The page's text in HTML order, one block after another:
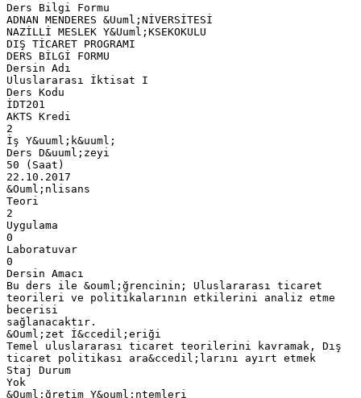
Ders Bilgi Formu
ADNAN MENDERES &Uuml;NİVERSİTESİ
NAZİLLİ MESLEK Y&Uuml;KSEKOKULU
DIŞ TİCARET PROGRAMI
DERS BİLGİ FORMU
Dersin Adı
Uluslararası İktisat I
Ders Kodu
İDT201
AKTS Kredi
2
İş Y&uuml;k&uuml;
Ders D&uuml;zeyi
50 (Saat)
22.10.2017
&Ouml;nlisans
Teori
2
Uygulama
0
Laboratuvar
0
Dersin Amacı
Bu ders ile &ouml;ğrencinin; Uluslararası ticaret
teorileri ve politikalarının etkilerini analiz etme
becerisi
sağlanacaktır.
&Ouml;zet İ&ccedil;eriği
Temel uluslararası ticaret teorilerini kavramak, Dış
ticaret politikası ara&ccedil;larını ayırt etmek
Staj Durum
Yok
&Ouml;ğretim Y&ouml;ntemleri